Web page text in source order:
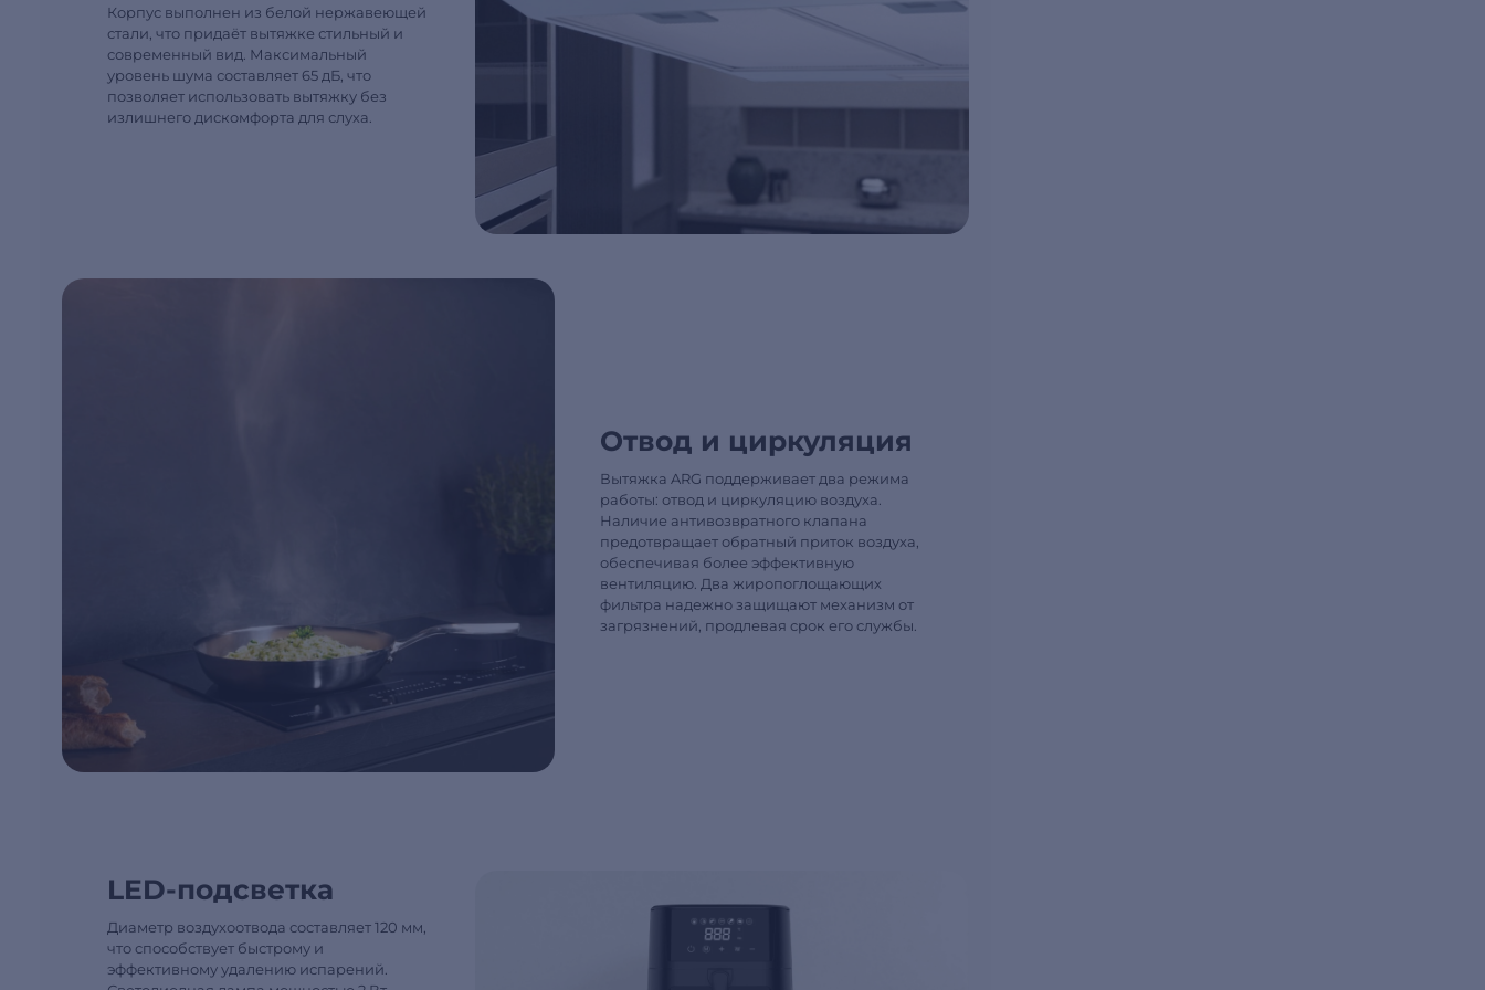
Корпус выполнен из белой нержавеющей
стали, что придаёт вытяжке стильный и
современный вид. Максимальный
уровень шума составляет 65 дБ, что
позволяет использовать вытяжку без
излишнего дискомфорта для слуха.
Отвод и циркуляция
Вытяжка ARG поддерживает два режима
работы: отвод и циркуляцию воздуха.
Наличие антивозвратного клапана
предотвращает обратный приток воздуха,
обеспечивая более эффективную
вентиляцию. Два жиропоглощающих
фильтра надежно защищают механизм от
загрязнений, продлевая срок его службы.
LED‑подсветка
Диаметр воздухоотвода составляет 120 мм,
что способствует быстрому и
эффективному удалению испарений.